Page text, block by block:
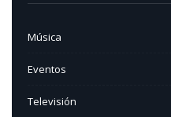
Música
Eventos
Televisión